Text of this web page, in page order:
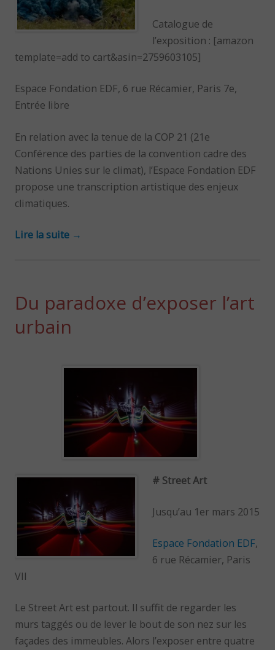
Catalogue de
l’exposition : [amazon
template=add to cart&asin=2759603105]
Espace Fondation EDF, 6 rue Récamier, Paris 7e,
Entrée libre
En relation avec la tenue de la COP 21 (21e
Conférence des parties de la convention cadre des
Nations Unies sur le climat), l’Espace Fondation EDF
propose une transcription artistique des enjeux
climatiques.
Lire la suite →
Du paradoxe d’exposer l’art
urbain
# Street Art
Jusqu’au 1er mars 2015
Espace Fondation EDF,
6 rue Récamier, Paris
VII
Le Street Art est partout. Il suffit de regarder les
murs taggés ou de lever le bout de son nez sur les
façades des immeubles. Alors l’exposer entre quatre